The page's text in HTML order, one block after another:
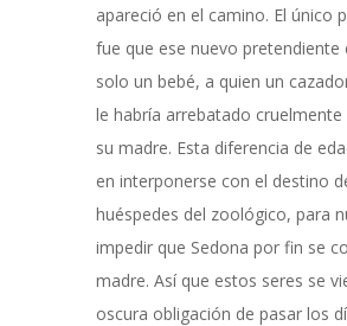
apareció en el camino. El único
fue que ese nuevo pretendiente
solo un bebé, a quien un
le habría arrebatado cruelmente
su madre. Esta diferencia de
en interponerse con el destino
huéspedes del zoológico, para
impedir que Sedona por fin se
madre. Así que estos seres se
oscura obligación de pasar los